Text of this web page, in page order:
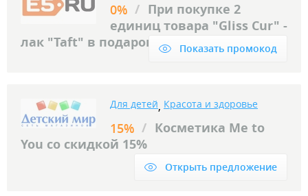
0% / При покупке 2
единиц товара "Gliss Cur" -
лак "Taft" в подарок.
Показать промокод
Для детей, Красота и здоровье
15% / Косметика Me to
You со скидкой 15%
Открыть предложение